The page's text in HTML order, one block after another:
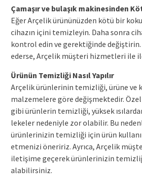
Çamaşır ve bulaşık makinesinden
Eğer Arçelik ürününüzden kötü bir
cihazın içini temizleyin. Daha sonra
kontrol edin ve gerektiğinde değiştirin.
ederse, Arçelik müşteri hizmetleri ile
Ürünün Temizliği Nasıl Yapılır
Arçelik ürünlerinin temizliği, ürüne ve
malzemelere göre değişmektedir.
gibi ürünlerin temizliği, yüksek
lekeler nedeniyle zor olabilir. Bu
ürünlerinizin temizliği için ürün
etmenizi öneririz. Ayrıca, Arçelik
iletişime geçerek ürünlerinizin
alabilirsiniz.